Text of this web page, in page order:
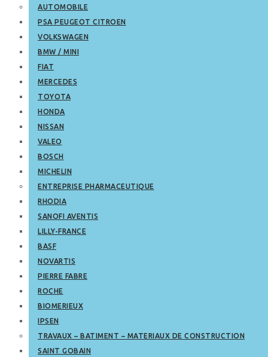
AUTOMOBILE
PSA PEUGEOT CITROEN
VOLKSWAGEN
BMW / MINI
FIAT
MERCEDES
TOYOTA
HONDA
NISSAN
VALEO
BOSCH
MICHELIN
ENTREPRISE PHARMACEUTIQUE
RHODIA
SANOFI AVENTIS
LILLY-FRANCE
BASF
NOVARTIS
PIERRE FABRE
ROCHE
BIOMERIEUX
IPSEN
TRAVAUX – BATIMENT – MATERIAUX DE CONSTRUCTION
SAINT GOBAIN